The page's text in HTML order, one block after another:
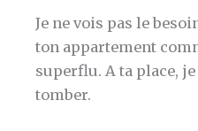
Je ne vois pas le
ton appartement
superflu. A ta place,
tomber.